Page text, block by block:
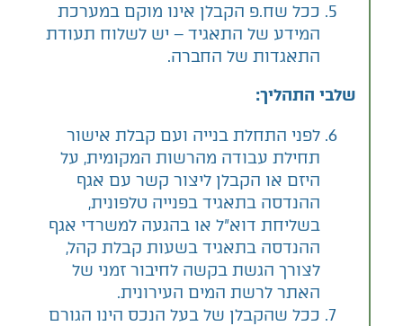
ככל שח.פ הקבלן אינו מוקם במערכת
המידע של התאגיד – יש לשלוח תעודת
התאגדות של החברה.
שלבי התהליך:
לפני התחלת בנייה ועם קבלת אישור
תחילת עבודה מהרשות המקומית, על
היזם או הקבלן ליצור קשר עם אגף
ההנדסה בתאגיד בפנייה טלפונית,
בשליחת דוא"ל או בהגעה למשרדי אגף
ההנדסה בתאגיד בשעות קבלת קהל,
לצורך הגשת בקשה לחיבור זמני של
האתר לרשת המים העירונית.
ככל שהקבלן של בעל הנכס הינו הגורם